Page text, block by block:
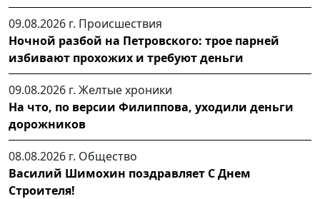
09.08.2026 г. Происшествия
Ночной разбой на Петровского: трое парней
избивают прохожих и требуют деньги
09.08.2026 г. Желтые хроники
На что, по версии Филиппова, уходили деньги
дорожников
08.08.2026 г. Общество
Василий Шимохин поздравляет С Днем
Строителя!